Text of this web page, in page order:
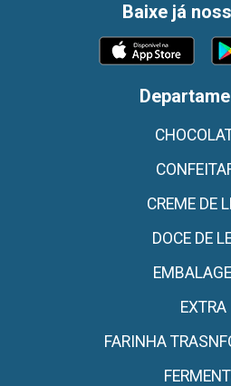
Baixe já
CREME DE
DOCE DE
EXTRA
FARINHA